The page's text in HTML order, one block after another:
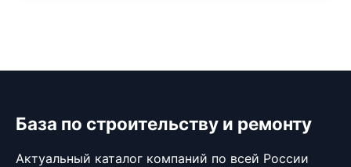
База по строительству и ремонту
Актуальный каталог компаний по всей России